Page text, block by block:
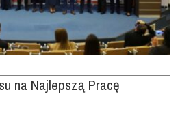
na Najlepszą Pracę